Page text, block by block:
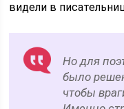
видели в
Но для
было
чтобы